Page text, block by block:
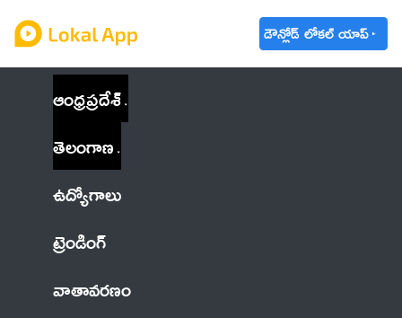
డౌన్లోడ్ లోకల్ యాప్
ఆంధ్రప్రదేశ్
తెలంగాణ
ఉద్యోగాలు
ట్రెండింగ్
వాతావరణం